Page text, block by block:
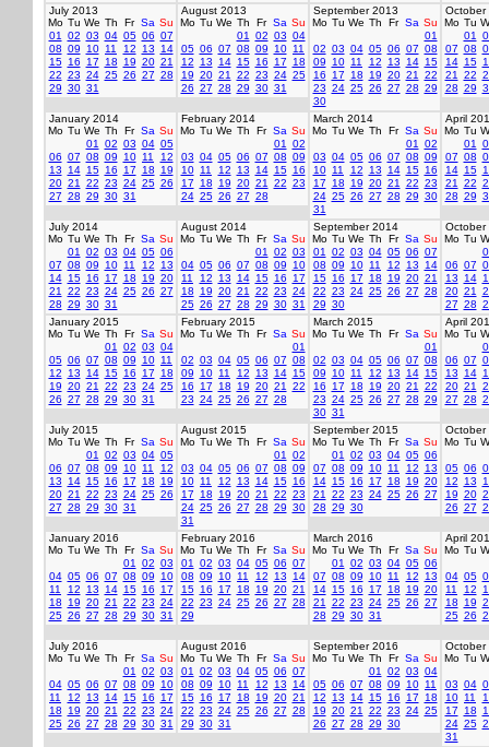
July 2013
Mo Tu We Th Fr Sa Su
01
02 03 04 05 06 07
08 09 10 11 12 13
14
15 16 17 18 19 20 21
22 23 24 25 26 27 28
29 30 31
August 2013
Mo Tu We Th Fr Sa Su
01
02 03 04
05 06 07 08 09 10 11
12
13 14 15 16 17
18
19 20 21 22 23 24 25
26 27 28 29 30 31
September 2013
Mo Tu We Th Fr Sa Su
01
02 03 04 05 06 07 08
09
10 11 12 13 14 15
16
17 18 19 20 21
22
23 24 25 26 27 28 29
30
October
Mo Tu
01
07 08
14 15
21
22
28 29
January 2014
Mo Tu We Th Fr Sa Su
01
02 03 04 05
06 07 08 09 10 11
12
13
14 15 16 17 18
19
20 21 22 23 24 25 26
27 28 29 30 31
February 2014
Mo Tu We Th Fr Sa Su
01
02
03 04 05 06 07 08 09
10 11 12 13 14 15 16
17
18 19 20 21 22 23
24 25 26 27 28
March 2014
Mo Tu We Th Fr Sa Su
01
02
03 04 05 06 07 08 09
10 11 12 13 14 15 16
17
18 19 20 21 22 23
24 25 26 27 28 29 30
31
April
Mo Tu
01
07 08
14 15
21
22
28 29
July 2014
Mo Tu We Th Fr Sa Su
01
02 03 04 05 06
07 08 09 10 11 12
13
14 15 16 17 18 19 20
21
22 23 24 25 26 27
28 29 30 31
August 2014
Mo Tu We Th Fr Sa Su
01
02 03
04 05 06 07 08 09
10
11
12 13 14 15 16
17
18
19 20 21 22 23 24
25 26 27 28 29 30 31
September 2014
Mo Tu We Th Fr Sa Su
01
02 03 04 05 06 07
08 09 10 11 12 13
14
15 16 17 18 19 20 21
22 23 24 25 26 27 28
29 30
October
Mo Tu
06 07
13
14
20 21
27 28
January 2015
Mo Tu We Th Fr Sa Su
01
02 03 04
05 06 07 08 09 10 11
12
13 14 15 16 17
18
19 20 21 22 23 24 25
26 27 28 29 30 31
February 2015
Mo Tu We Th Fr Sa Su
01
02 03 04 05 06 07 08
09
10 11 12 13 14 15
16
17 18 19 20 21
22
23 24 25 26 27 28
March 2015
Mo Tu We Th Fr Sa Su
01
02 03 04 05 06 07 08
09
10 11 12 13 14 15
16
17 18 19 20 21
22
23 24 25 26 27 28 29
30 31
April
Mo Tu
06 07
13
14
20 21
27 28
July 2015
Mo Tu We Th Fr Sa Su
01
02 03 04 05
06 07 08 09 10 11
12
13
14 15 16 17 18
19
20 21 22 23 24 25 26
27 28 29 30 31
August 2015
Mo Tu We Th Fr Sa Su
01
02
03 04 05 06 07 08 09
10 11 12 13 14 15 16
17
18 19 20 21 22 23
24 25 26 27 28 29 30
31
September 2015
Mo Tu We Th Fr Sa Su
01
02 03 04 05 06
07 08 09 10 11 12
13
14 15 16 17 18 19 20
21
22 23 24 25 26 27
28 29 30
October
Mo Tu
05 06
12
13
19 20
26 27
January 2016
Mo Tu We Th Fr Sa Su
01
02 03
04 05 06 07 08 09
10
11
12 13 14 15 16
17
18
19 20 21 22 23 24
25 26 27 28 29 30 31
February 2016
Mo Tu We Th Fr Sa Su
01
02 03 04 05 06 07
08 09 10 11 12 13
14
15 16 17 18 19 20 21
22 23 24 25 26 27 28
29
March 2016
Mo Tu We Th Fr Sa Su
01
02 03 04 05 06
07 08 09 10 11 12
13
14 15 16 17 18 19 20
21
22 23 24 25 26 27
28 29 30 31
April
Mo Tu
04 05
11
12
18
19
25 26
July 2016
Mo Tu We Th Fr Sa Su
01
02 03
04 05 06 07 08 09
10
11
12 13 14 15 16
17
18
19 20 21 22 23 24
25 26 27 28 29 30 31
August 2016
Mo Tu We Th Fr Sa Su
01
02 03 04 05 06 07
08 09 10 11 12 13
14
15 16 17 18 19 20 21
22 23 24 25 26 27 28
29 30 31
September 2016
Mo Tu We Th Fr Sa Su
01
02 03 04
05 06 07 08 09 10 11
12
13 14 15 16 17
18
19 20 21 22 23 24 25
26 27 28 29 30
October
Mo Tu
03 04
10 11
17
18
24 25
31